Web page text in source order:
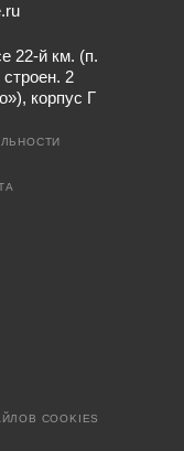
22-й км. (п.
2
корпус Г
COOKIES